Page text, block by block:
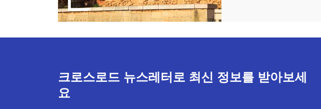
크로스로드 뉴스레터로 최신 정보를 받아보세
요